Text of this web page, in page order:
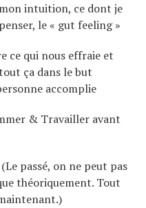
mon intuition, ce dont je
le « gut feeling »
ce qui nous effraie et
ça dans le but
accomplie
& Travailler avant
passé, on ne peut pas
théoriquement. Tout